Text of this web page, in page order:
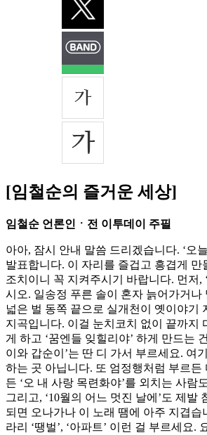
[임철순의 즐거운 세상]
임철순 언론인ㆍ전 이투데이 주필
아아, 잠시 안내 말씀 드리겠습니다. ‘오
발표합니다. 이 자리를 즐겁고 흥겹게 만
조치이니 꼭 지켜주시기 바랍니다. 먼저,
시오. 일송정 푸른 솔이 혼자 늙어가거나
넓은 벌 동쪽 끝으로 실개천이 옛이야기
지곡입니다. 이걸 눈치코치 없이 끝까지
게 하고 ‘꿈엔들 잊힐리야’ 하게 만드는
이와 갑순이’는 딴 디 가서 부르세요. 여
하는 곳 아닙니다. 또 엄정행처럼 부르든
든 ‘오 내 사랑 목련화야’를 외치는 사람
그리고, ‘10월의 어느 멋진 날에’도 제발
되면 오나가나 이 노래 땜에 아주 지겹습
라리 ‘땡벌’, ‘아파트’ 이런 걸 부르세요.